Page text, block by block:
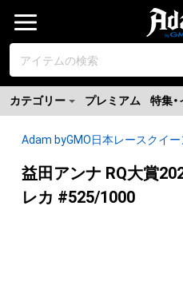
カテゴリー プレミアム 特集
Adam byGMO日本レースクイ
益田アンナ RQ大賞
レカ #525/1000